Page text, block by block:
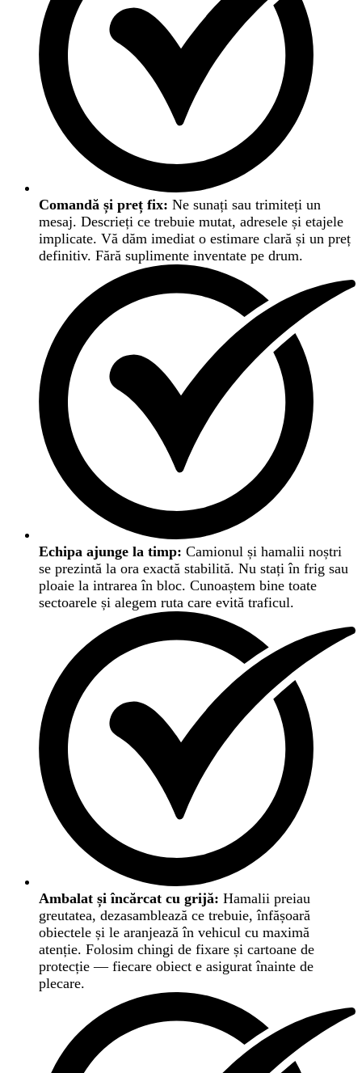
Comandă și preț fix: Ne sunați sau trimiteți un
mesaj. Descrieți ce trebuie mutat, adresele și etajele
implicate. Vă dăm imediat o estimare clară și un preț
definitiv. Fără suplimente inventate pe drum.
Echipa ajunge la timp: Camionul și hamalii noștri
se prezintă la ora exactă stabilită. Nu stați în frig sau
ploaie la intrarea în bloc. Cunoaștem bine toate
sectoarele și alegem ruta care evită traficul.
Ambalat și încărcat cu grijă: Hamalii preiau
greutatea, dezasamblează ce trebuie, înfășoară
obiectele și le aranjează în vehicul cu maximă
atenție. Folosim chingi de fixare și cartoane de
protecție — fiecare obiect e asigurat înainte de
plecare.